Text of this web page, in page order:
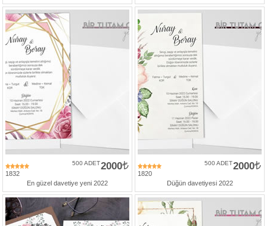
1832
2000
500 ADET
En güzel davetiye yeni 2022
1820
2000
500 ADET
Düğün davetiyesi 2022